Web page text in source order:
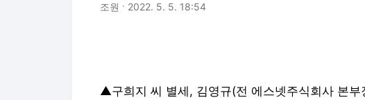
조원 2022. 5. 5. 18:54
▲구희지 씨 별세, 김영규(전 에스넷주식회사 본